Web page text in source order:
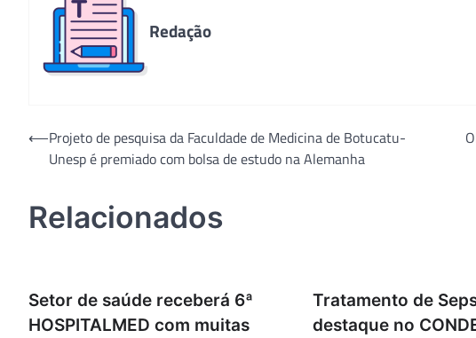
Redação
Navegação
⟵Projeto de pesquisa da Faculdade de Medicina de Botucatu-
Unesp é premiado com bolsa de estudo na Alemanha
Relacionados
Setor de saúde receberá 6ª
HOSPITALMED com muitas
Tratamento de
destaque no